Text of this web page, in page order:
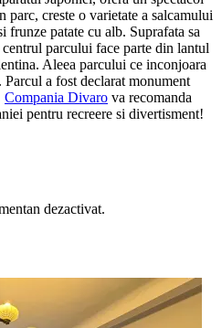
creste o varietate a salcamului
frunze patate cu alb. Suprafata sa
parcului face parte din lantul
Aleea parcului ce inconjoara
a fost declarat monument
Compania Divaro va recomanda
pentru recreere si divertisment!
dezactivat.